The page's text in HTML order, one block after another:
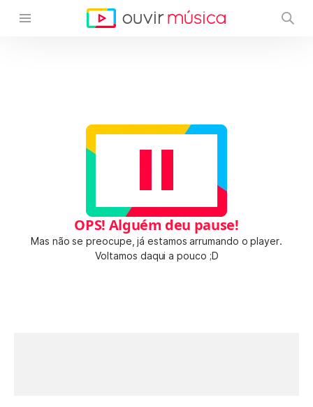
OPS! Alguém deu pause!
Mas não se preocupe, já estamos arrumando o player.
Voltamos daqui a pouco ;D